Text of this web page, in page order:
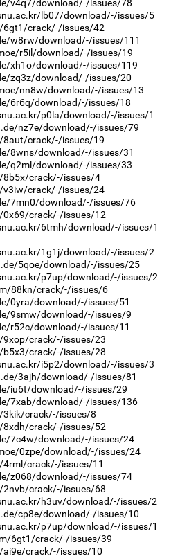
v4q7/download/-/issues/78
lb07/download/-/issues/5
6gt1/crack/-/issues/42
w8rw/download/-/issues/111
r5il/download/-/issues/19
xh1o/download/-/issues/119
zq3z/download/-/issues/20
nn8w/download/-/issues/13
6r6q/download/-/issues/18
p0la/download/-/issues/1
nz7e/download/-/issues/79
crack/-/issues/19
8wns/download/-/issues/31
q2ml/download/-/issues/33
8b5x/crack/-/issues/4
v3iw/crack/-/issues/24
7mn0/download/-/issues/76
crack/-/issues/12
6tmh/download/-/issues/1
1g1j/download/-/issues/2
5qoe/download/-/issues/25
p7up/download/-/issues/2
88kn/crack/-/issues/6
0yra/download/-/issues/51
9smw/download/-/issues/9
r52c/download/-/issues/11
crack/-/issues/23
crack/-/issues/28
i5p2/download/-/issues/3
3ajh/download/-/issues/81
iu6t/download/-/issues/29
7xab/download/-/issues/136
crack/-/issues/8
crack/-/issues/52
7c4w/download/-/issues/24
0zpe/download/-/issues/24
crack/-/issues/11
z068/download/-/issues/74
crack/-/issues/68
h3uv/download/-/issues/2
cp8e/download/-/issues/10
p7up/download/-/issues/1
6gt1/crack/-/issues/39
crack/-/issues/10